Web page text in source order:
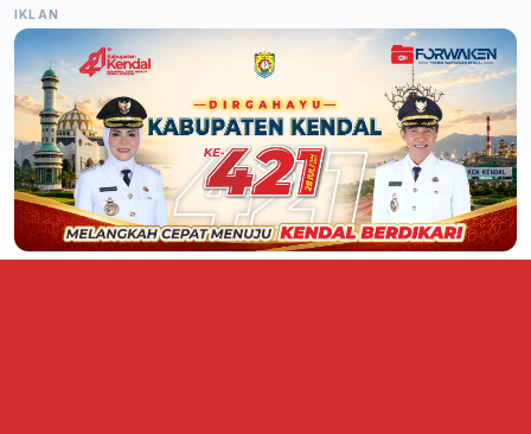
IKLAN